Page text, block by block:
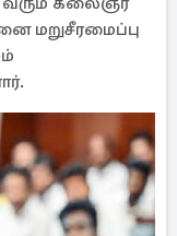
மறுசீரமைப்பு